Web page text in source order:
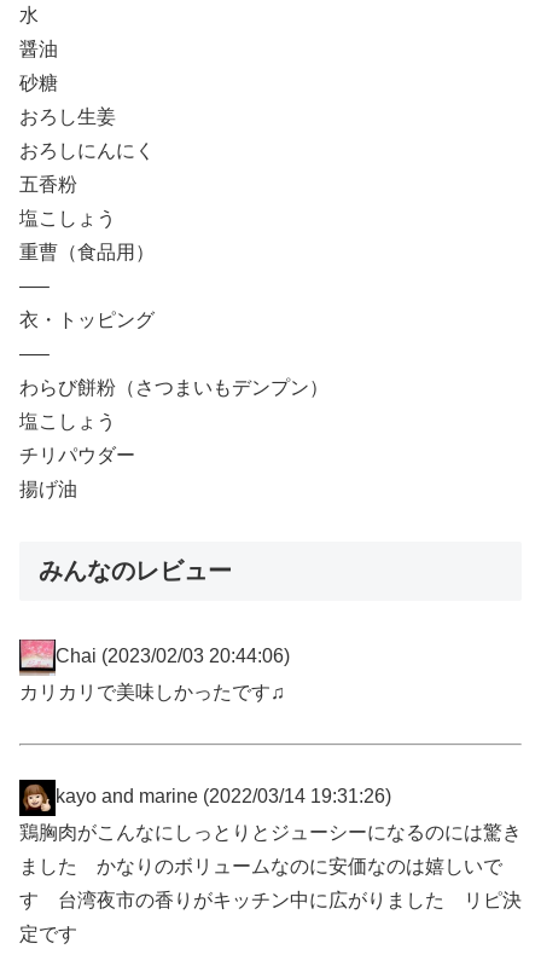
水
醤油
砂糖
おろし生姜
おろしにんにく
五香粉
塩こしょう
重曹（食品用）
—–
衣・トッピング
—–
わらび餅粉（さつまいもデンプン）
塩こしょう
チリパウダー
揚げ油
みんなのレビュー
Chai (2023/02/03 20:44:06)
カリカリで美味しかったです♫
kayo and marine (2022/03/14 19:31:26)
鶏胸肉がこんなにしっとりとジューシーになるのには驚き
ました かなりのボリュームなのに安価なのは嬉しいで
す 台湾夜市の香りがキッチン中に広がりました リピ決
定です